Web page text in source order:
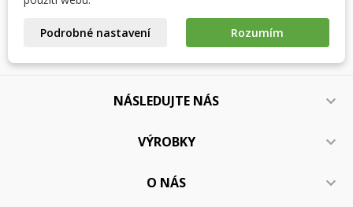
NÁSLEDUJTE NÁS 
VÝROBKY 
O NÁS 
Zrušit Vytvořit seznam přání
Přihlásit se
Podrobné nastavení Rozumím